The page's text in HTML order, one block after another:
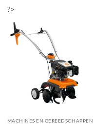
?>
MACHINES EN GEREEDSCHAPPEN